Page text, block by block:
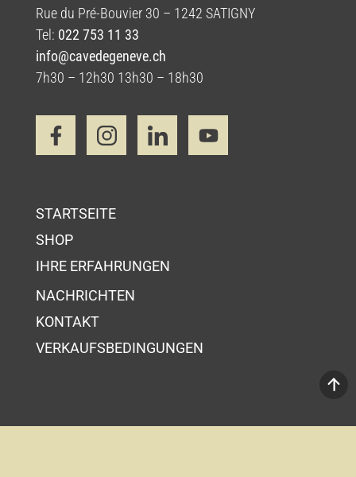
Rue du Pré-Bouvier 30 – 1242 SATIGNY
Tel: 022 753 11 33
info@cavedegeneve.ch
7h30 – 12h30 13h30 – 18h30
STARTSEITE
SHOP
IHRE ERFAHRUNGEN
NACHRICHTEN
KONTAKT
VERKAUFSBEDINGUNGEN